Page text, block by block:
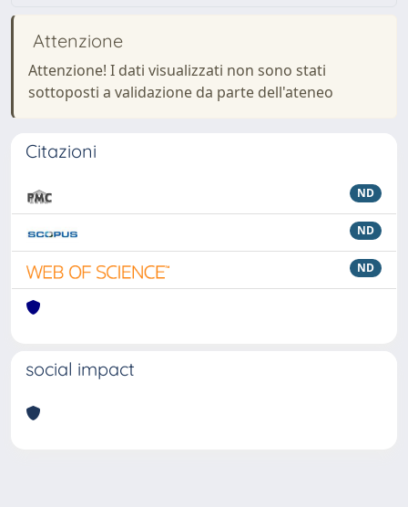
Attenzione
Attenzione! I dati visualizzati non sono stati
sottoposti a validazione da parte dell'ateneo
Citazioni
ND
ND
ND
social impact